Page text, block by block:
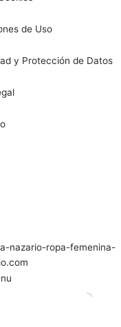
de Uso
y Protección de Datos